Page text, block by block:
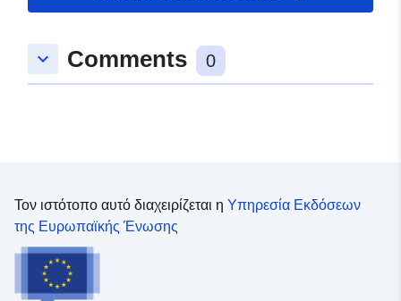
keyboard_arrow_down Comments 0
Τον ιστότοπο αυτό διαχειρίζεται η Υπηρεσία Εκδόσεων
της Ευρωπαϊκής Ένωσης